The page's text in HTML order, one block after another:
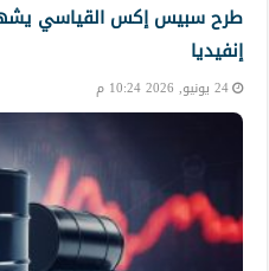
طرح سبيس إكس القياسي
إنفيديا
24 يونيو, 2026 10:24 م